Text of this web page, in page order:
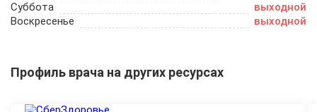
Суббота
выходной
Воскресенье
выходной
Профиль врача на других ресурсах